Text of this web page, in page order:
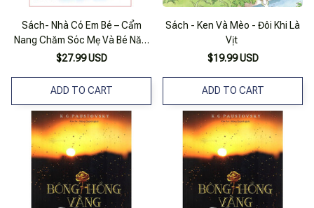
Sách- Nhà Có Em Bé – Cẩm
Nang Chăm Sóc Mẹ Và Bé Năm
Đầu Sau Sinh
$27.99 USD
ADD TO CART
Sách - Ken Và Mèo - Đôi Khi Là
Vịt
$19.99 USD
ADD TO CART